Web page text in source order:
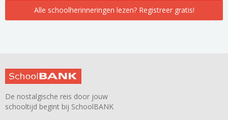
Alle schoolherinneringen lezen? Registreer gratis!
De nostalgische reis door jouw
schooltijd begint bij SchoolBANK